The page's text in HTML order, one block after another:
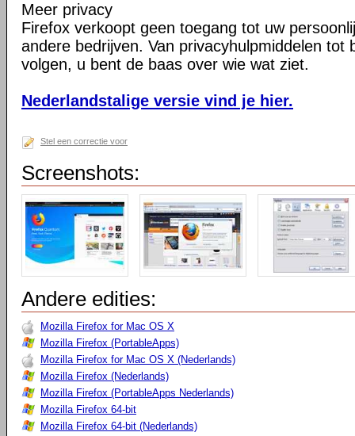
Meer privacy
Firefox verkoopt geen toegang tot uw
andere bedrijven. Van privacyhulpmiddelen tot
volgen, u bent de baas over wie wat ziet.
Nederlandstalige versie vind je hier.
Stel een correctie voor
Screenshots:
Andere edities:
Mozilla Firefox for Mac OS X
Mozilla Firefox (PortableApps)
Mozilla Firefox for Mac OS X (Nederlands)
Mozilla Firefox (Nederlands)
Mozilla Firefox (PortableApps Nederlands)
Mozilla Firefox 64-bit
Mozilla Firefox 64-bit (Nederlands)